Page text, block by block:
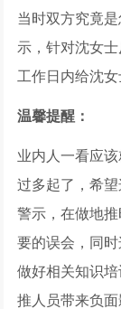
当时双方究竟
示，针对沈女
工作日内给沈女
温馨提醒：
业内人一看应
过多起了，希
警示，在做地
要的误会，同
做好相关知识
推人员带来负面